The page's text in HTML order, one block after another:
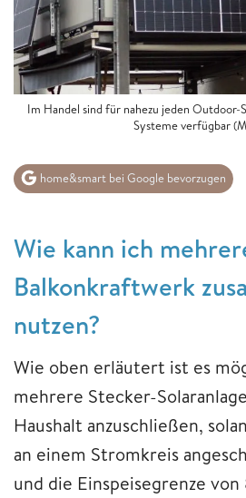
Im Handel sind für nahezu jeden
Systeme verfügbar
home&smart bei Google bevorzugen
Wie kann ich
Balkonkraftwerk
nutzen?
Wie oben erläutert ist es
mehrere Stecker-
Haushalt anzuschließen,
an einem Stromkreis
und die Einspeisegrenze